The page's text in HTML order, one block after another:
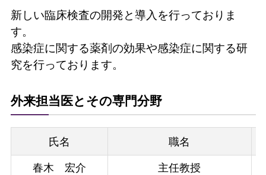
新しい臨床検査の開発と導入を行っておりま
す。
感染症に関する薬剤の効果や感染症に関する研
究を行っております。
外来担当医とその専門分野
氏名
職名
春木 宏介
主任教授